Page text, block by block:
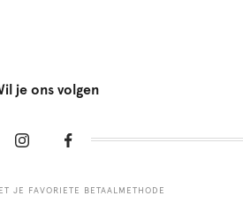
je ons volgen
JE FAVORIETE BETAALMETHODE